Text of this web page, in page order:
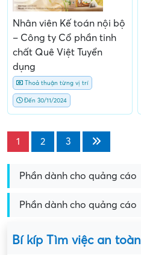
Nhân viên Kế toán nội bộ
– Công ty Cổ phần tinh
chất Quê Việt Tuyển
dụng
Thoả thuận từng vị trí
Đến 30/11/2024
1 2 3
Phần dành cho quảng cáo
Phần dành cho quảng cáo
Bí kíp Tìm việc an toàn